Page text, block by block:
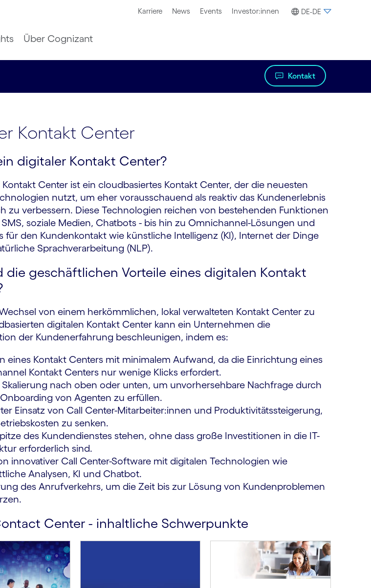
Karriere News Events Investor:innen DE-DE
Über Cognizant
Kontakt
Kontakt Center
digitaler Kontakt Center?
Kontakt Center ist ein cloudbasiertes Kontakt Center, der die neuesten
nutzt, um eher vorausschauend als reaktiv das Kundenerlebnis
zu verbessern. Diese Technologien reichen von bestehenden Funktionen
soziale Medien, Chatbots - bis hin zu Omnichannel-Lösungen und
für den Kundenkontakt wie künstliche Intelligenz (KI), Internet der Dinge
Sprachverarbeitung (NLP).
die geschäftlichen Vorteile eines digitalen Kontakt
von einem herkömmlichen, lokal verwalteten Kontakt Center zu
digitalen Kontakt Center kann ein Unternehmen die
der Kundenerfahrung beschleunigen, indem es:
eines Kontakt Centers mit minimalem Aufwand, da die Einrichtung eines
Kontakt Centers nur wenige Klicks erfordert.
Skalierung nach oben oder unten, um unvorhersehbare Nachfrage durch
von Agenten zu erfüllen.
Einsatz von Call Center-Mitarbeiter:innen und Produktivitätssteigerung,
zu senken.
des Kundendienstes stehen, ohne dass große Investitionen in die IT-
erforderlich sind.
innovativer Call Center-Software mit digitalen Technologien wie
Analysen, KI und Chatbot.
des Anrufverkehrs, um die Zeit bis zur Lösung von Kundenproblemen
Center - inhaltliche Schwerpunkte